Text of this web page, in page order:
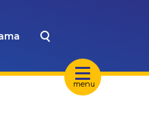
menu